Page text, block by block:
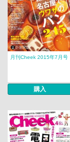
月刊Cheek 2015年7月号
購入